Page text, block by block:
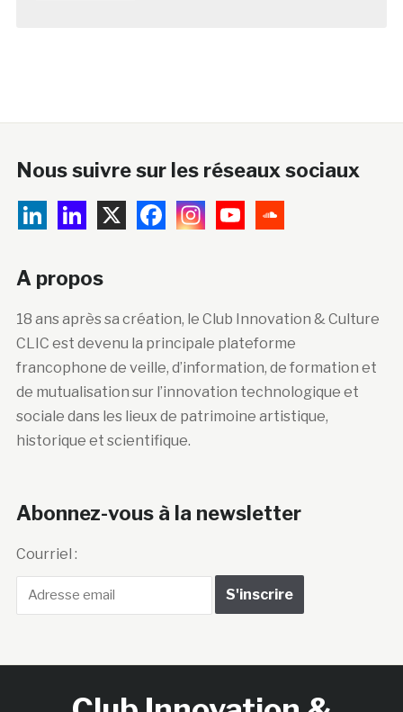
Nous suivre sur les réseaux sociaux
A propos
18 ans après sa création, le Club Innovation & Culture
CLIC est devenu la principale plateforme
francophone de veille, d’information, de formation et
de mutualisation sur l’innovation technologique et
sociale dans les lieux de patrimoine artistique,
historique et scientifique.
Abonnez-vous à la newsletter
Courriel :